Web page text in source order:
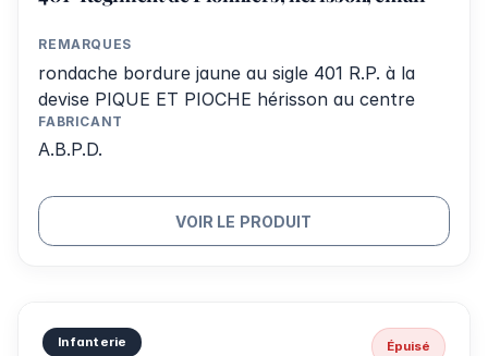
REMARQUES
rondache bordure jaune au sigle 401 R.P. à la
devise PIQUE ET PIOCHE hérisson au centre
FABRICANT
A.B.P.D.
VOIR LE PRODUIT
Infanterie Épuisé